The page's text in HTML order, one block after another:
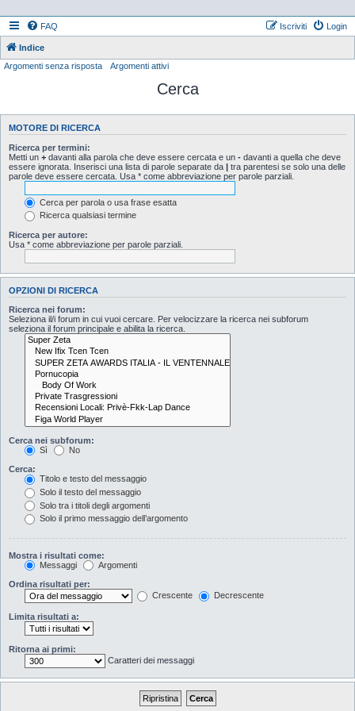
FAQ Login
Iscriviti
Indice
Argomenti senza risposta
Argomenti attivi
Cerca
MOTORE DI RICERCA
Ricerca per termini:
Metti un + davanti alla parola che deve essere cercata e un - davanti a quella che deve
essere ignorata. Inserisci una lista di parole separate da | tra parentesi se solo una delle
parole deve essere cercata. Usa * come abbreviazione per parole parziali.
Cerca per parola o usa frase esatta
Ricerca qualsiasi termine
Ricerca per autore:
Usa * come abbreviazione per parole parziali.
OPZIONI DI RICERCA
Ricerca nei forum:
Seleziona il/i forum in cui vuoi cercare. Per velocizzare la ricerca nei subforum
seleziona il forum principale e abilita la ricerca.
Cerca nei subforum:
Sì
No
Cerca:
Titolo e testo del messaggio
Solo il testo del messaggio
Solo tra i titoli degli argomenti
Solo il primo messaggio dell’argomento
Mostra i risultati come:
Messaggi
Argomenti
Ordina risultati per:
Crescente
Decrescente
Limita risultati a:
Ritorna ai primi:
Caratteri dei messaggi